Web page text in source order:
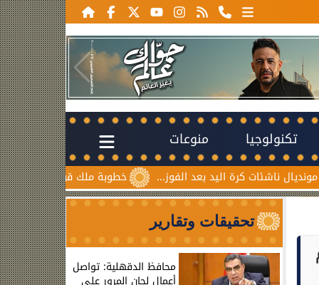
تكنولوجيا منوعات
خطوبة ملك قورة ويوسف عثمان.. اليد بعد الفوز...
تحقيقات وتقارير
محافظ الدقهلية: تواصل
أعمال لجان المرور على